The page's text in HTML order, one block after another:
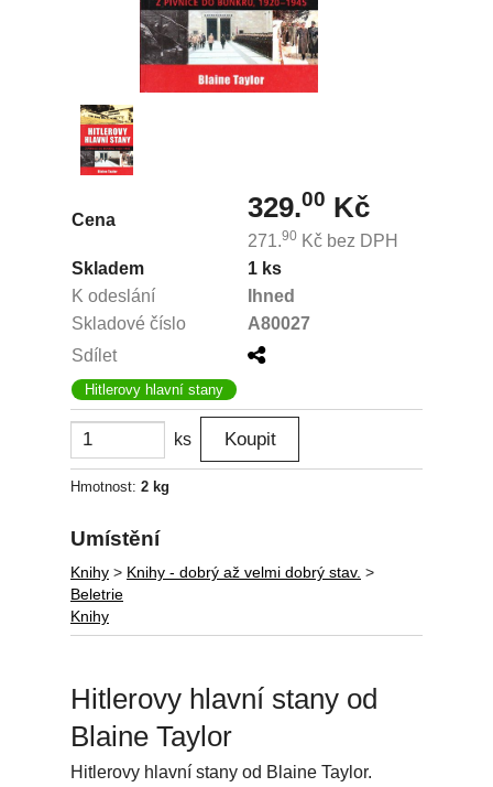
Cena 329.00 Kč
271.90 Kč bez DPH
Skladem
1 ks
K odeslání
Ihned
Skladové číslo
A80027
Sdílet
Hitlerovy hlavní stany
ks
Hmotnost: 2 kg
Umístění
Knihy > Knihy - dobrý až velmi dobrý stav. >
Beletrie
Knihy
Hitlerovy hlavní stany od
Blaine Taylor
Hitlerovy hlavní stany od Blaine Taylor.